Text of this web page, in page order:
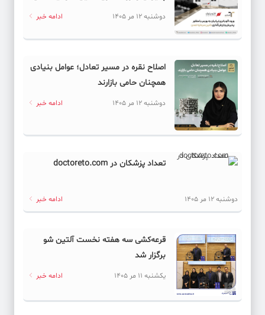
دوشنبه 12 مر 1405 ادامه خبر
اصلاح نقره در مسیر تعادل؛ عوامل بنیادی
همچنان حامی بازارند
دوشنبه 12 مر 1405 ادامه خبر
تعداد پزشکان در doctoreto.com
دوشنبه 12 مر 1405 ادامه خبر
قرعه‌کشی سه هفته نخست آلتین شو
برگزار شد
یکشنبه 11 مر 1405 ادامه خبر